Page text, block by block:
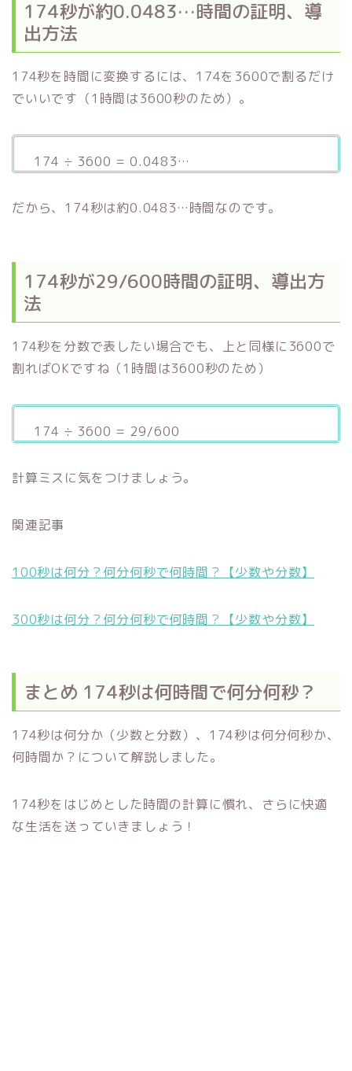
174秒が約0.0483…時間の証明、導
出方法
174秒を時間に変換するには、174を3600で割るだけ
でいいです（1時間は3600秒のため）。
174 ÷ 3600 = 0.0483…
だから、174秒は約0.0483…時間なのです。
174秒が29/600時間の証明、導出方
法
174秒を分数で表したい場合でも、上と同様に3600で
割ればOKですね（1時間は3600秒のため）
174 ÷ 3600 = 29/600
計算ミスに気をつけましょう。
関連記事
100秒は何分？何分何秒で何時間？【少数や分数】
300秒は何分？何分何秒で何時間？【少数や分数】
まとめ 174秒は何時間で何分何秒？
174秒は何分か（少数と分数）、174秒は何分何秒か、
何時間か？について解説しました。
174秒をはじめとした時間の計算に慣れ、さらに快適
な生活を送っていきましょう！